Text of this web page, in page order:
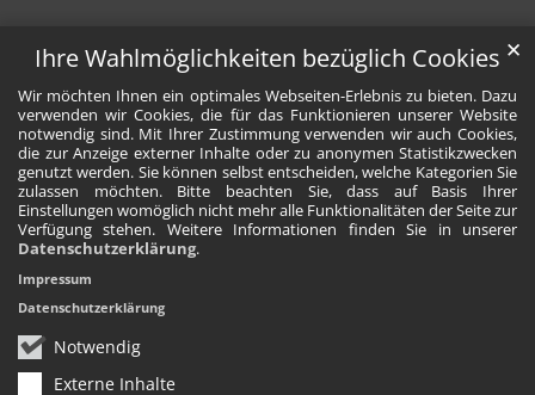
Ihre Wahlmöglichkeiten bezüglich Cookies
Wir möchten Ihnen ein optimales Webseiten-Erlebnis zu bieten. Dazu
verwenden wir Cookies, die für das Funktionieren unserer Website
notwendig sind. Mit Ihrer Zustimmung verwenden wir auch Cookies,
die zur Anzeige externer Inhalte oder zu anonymen Statistikzwecken
genutzt werden. Sie können selbst entscheiden, welche Kategorien Sie
zulassen möchten. Bitte beachten Sie, dass auf Basis Ihrer
Einstellungen womöglich nicht mehr alle Funktionalitäten der Seite zur
Verfügung stehen. Weitere Informationen finden Sie in unserer
Datenschutzerklärung.
Notwendig
Externe Inhalte
✕
Impressum
Datenschutzerklärung